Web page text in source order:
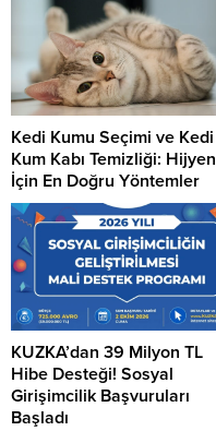
Kedi Kumu Seçimi ve Kedi
Kum Kabı Temizliği: Hijyen
İçin En Doğru Yöntemler
KUZKA’dan 39 Milyon TL
Hibe Desteği! Sosyal
Girişimcilik Başvuruları
Başladı